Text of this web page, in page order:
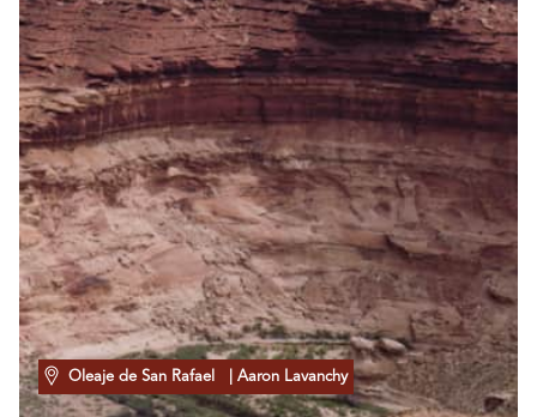
Oleaje de San Rafael | Aaron Lavanchy